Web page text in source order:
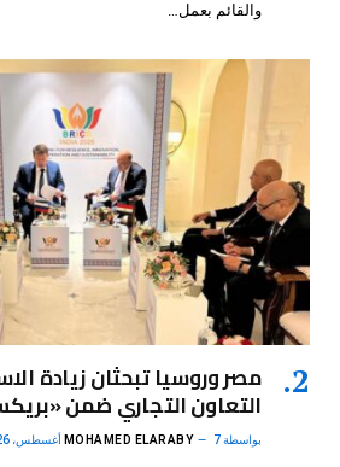
والقائم بعمل…
مصر وروسيا تبحثان زيادة
التعاون التجاري ضمن
بواسطة MOHAMED ELARABY 7 أغسطس، 2026